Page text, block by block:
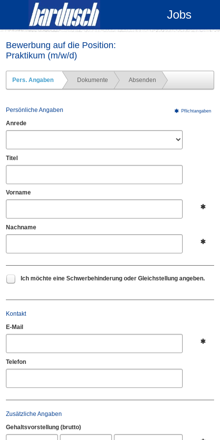
Jobs
Bewerbung auf die Position:
Praktikum (m/w/d)
Pers. Angaben Dokumente Absenden
Persönliche Angaben Pflichtangaben
Anrede
Titel
Vorname
Nachname
Ich möchte eine Schwerbehinderung oder Gleichstellung angeben.
Kontakt
E-Mail
Telefon
Zusätzliche Angaben
Gehaltsvorstellung (brutto)